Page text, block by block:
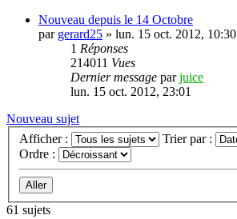
Nouveau depuis le 14 Octobre
par gerard25 » lun. 15 oct. 2012, 10:30
1 Réponses
214011 Vues
Dernier message parjuice
lun. 15 oct. 2012, 23:01
Nouveau sujet
Afficher :
Trier par :
Ordre :
61 sujets